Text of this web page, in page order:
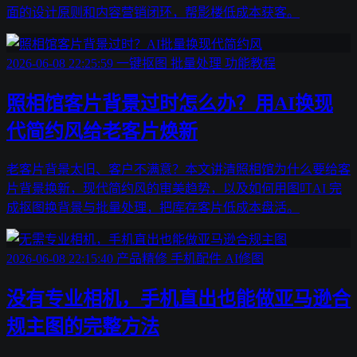
面的设计原则和内容营销闭环，帮影楼低成本获客。
2026-06-08 22:25:59 一键抠图 批量处理 功能教程
照相馆客片背景过时怎么办？用AI换现
代简约风给老客片焕新
老客片背景太旧、客户不满意？本文讲清照相馆为什么要给客
片背景换新，现代简约风的审美趋势，以及如何用图叮AI 完
成抠图换背景与批量处理，把库存客片低成本盘活。
2026-06-08 22:15:40 产品精修 手机配件 AI修图
没有专业相机，手机直出也能做亚马逊合
规主图的完整方法